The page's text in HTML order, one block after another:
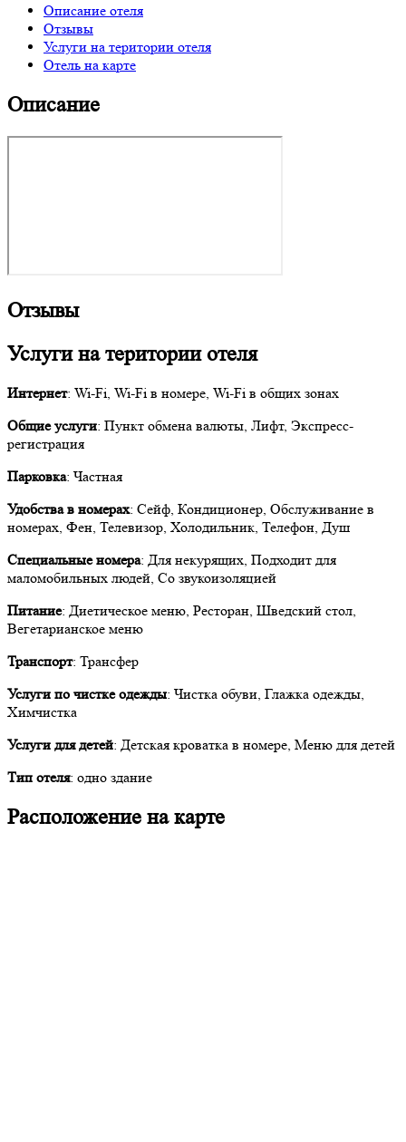
Описание отеля
Отзывы
Услуги на територии отеля
Отель на карте
Описание
Отзывы
Услуги на територии отеля
Интернет: Wi-Fi, Wi-Fi в номере, Wi-Fi в общих зонах
Общие услуги: Пункт обмена валюты, Лифт, Экспресс-
регистрация
Парковка: Частная
Удобства в номерах: Сейф, Кондиционер, Обслуживание в
номерах, Фен, Телевизор, Холодильник, Телефон, Душ
Специальные номера: Для некурящих, Подходит для
маломобильных людей, Со звукоизоляцией
Питание: Диетическое меню, Ресторан, Шведский стол,
Вегетарианское меню
Транспорт: Трансфер
Услуги по чистке одежды: Чистка обуви, Глажка одежды,
Химчистка
Услуги для детей: Детская кроватка в номере, Меню для детей
Тип отеля: одно здание
Расположение на карте